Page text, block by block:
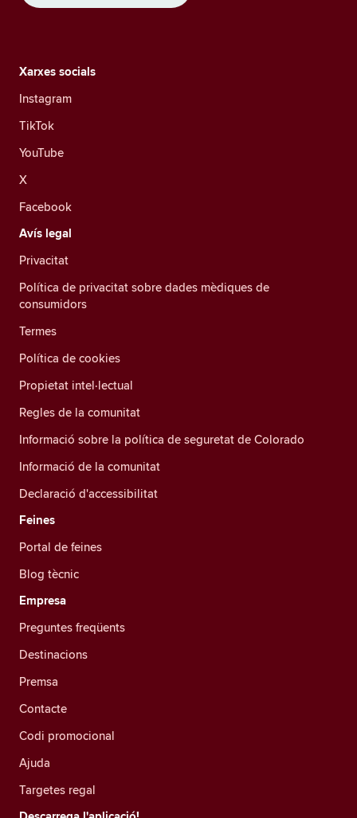
Xarxes socials
Instagram
TikTok
YouTube
X
Facebook
Avís legal
Privacitat
Política de privacitat sobre dades mèdiques de
consumidors
Termes
Política de cookies
Propietat intel·lectual
Regles de la comunitat
Informació sobre la política de seguretat de Colorado
Informació de la comunitat
Declaració d'accessibilitat
Feines
Portal de feines
Blog tècnic
Empresa
Preguntes freqüents
Destinacions
Premsa
Contacte
Codi promocional
Ajuda
Targetes regal